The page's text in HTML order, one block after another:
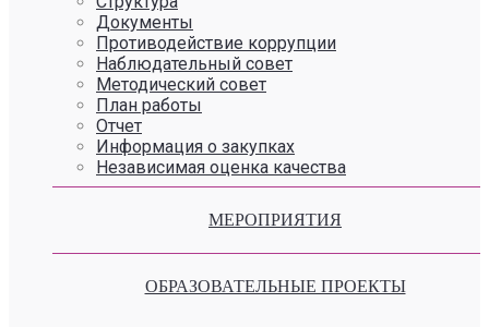
Документы
Противодействие коррупции
Наблюдательный совет
Методический совет
План работы
Отчет
Информация о закупках
Независимая оценка качества
МЕРОПРИЯТИЯ
ОБРАЗОВАТЕЛЬНЫЕ ПРОЕКТЫ